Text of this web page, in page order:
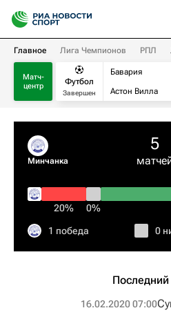
Главное Лига Чемпионов РПЛ
Матч-
центр
Футбол
Завершен
Бавария
Астон Вилла
Минчанка
5
20% 0%
1 победа 0
16.02.2020 07:00